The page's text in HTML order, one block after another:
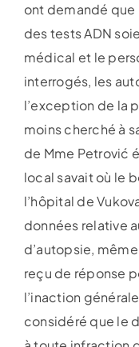
ont demandé que
des tests ADN
médical et le
interrogés, les
l’exception de la
moins cherché à
de Mme Petrović
local savait où le
l’hôpital de
données relative
d’autopsie,
reçu de réponse
l’inaction
considéré que le